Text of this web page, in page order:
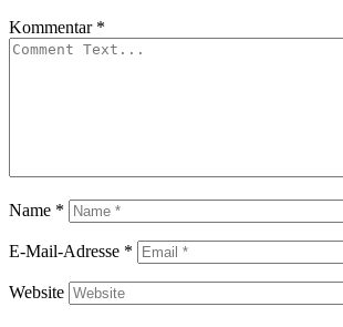
Kommentar *
Name *
E-Mail-Adresse *
Website